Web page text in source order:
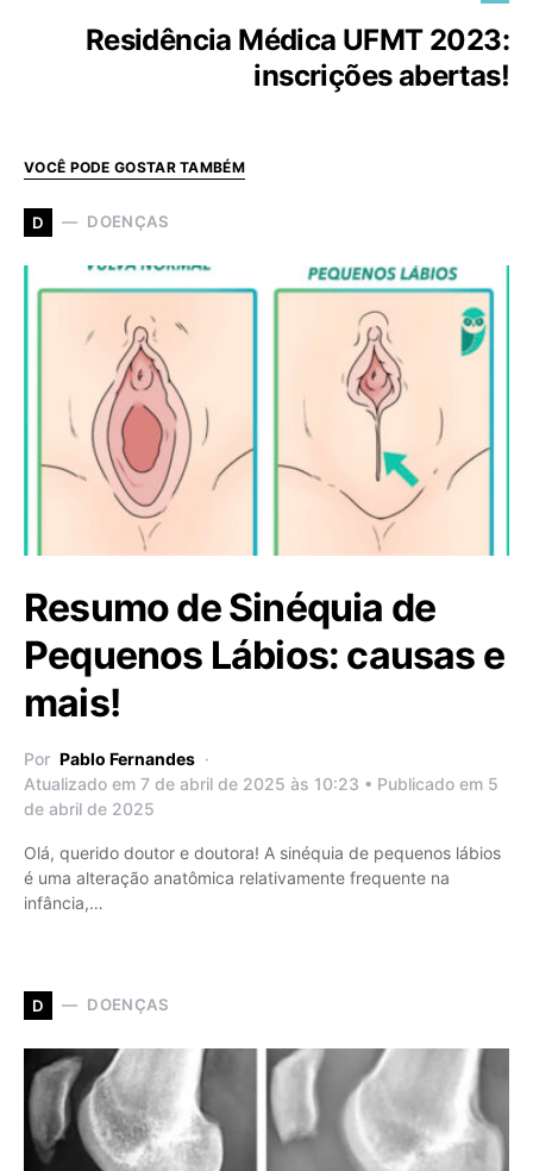
Residência Médica UFMT 2023:
inscrições abertas!
VOCÊ PODE GOSTAR TAMBÉM
D DOENÇAS
Resumo de Sinéquia de
Pequenos Lábios: causas e
mais!
Por Pablo Fernandes
Atualizado em 7 de abril de 2025 às 10:23 • Publicado em 5
de abril de 2025
Olá, querido doutor e doutora! A sinéquia de pequenos lábios
é uma alteração anatômica relativamente frequente na
infância,…
D DOENÇAS